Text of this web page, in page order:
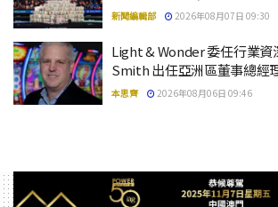
新聞編輯部 2026年08月07日 09:30
Light & Wonder 委任行業
Smith 出任亞洲區董事總經
本思齊 2026年08月06日 09:46